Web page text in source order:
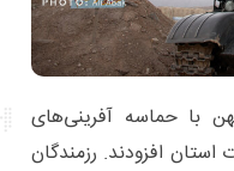
با حماسه آفرینی‌های
افزودند. رزمندگان